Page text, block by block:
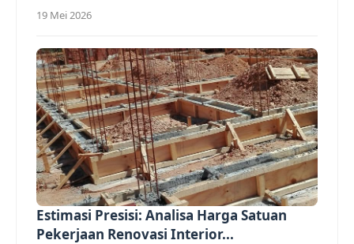
19 Mei 2026
Estimasi Presisi: Analisa Harga Satuan
Pekerjaan Renovasi Interior...